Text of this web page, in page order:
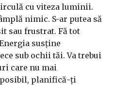
cu viteza luminii.
nimic. S-ar putea să
sau frustrat. Fă tot
susține
sub ochii tăi. Va trebui
care nu mai
posibil, planifică-ți